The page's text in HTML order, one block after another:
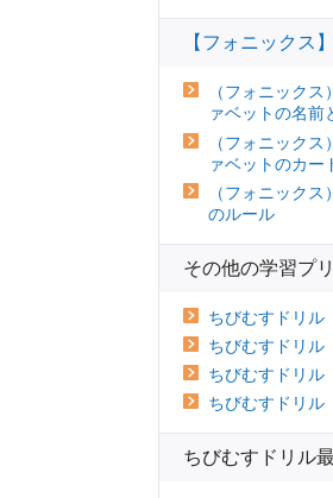
【フォニックス
（フォニック
ァベットの名前
（フォニック
ァベットのカー
（フォニック
のルール
その他の学習プ
ちびむすドリル
ちびむすドリル
ちびむすドリル
ちびむすドリル
ちびむすドリル